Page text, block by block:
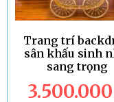
Trang trí
sân khấu sinh
sang trọng
3.500.000